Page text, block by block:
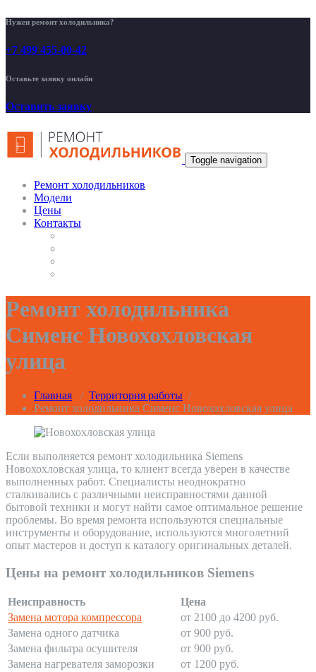
Нужен ремонт холодильника?
+7 499 455-00-42
Оставьте заявку онлайн
Оставить заявку
Toggle navigation
Ремонт холодильников
Модели
Цены
Контакты
Ремонт холодильника
Сименс Новохохловская
улица
Главная / Территория работы /
Ремонт холодильника Сименс Новохохловская улица
Если выполняется ремонт холодильника Siemens
Новохохловская улица, то клиент всегда уверен в качестве
выполненных работ. Специалисты неоднократно
сталкивались с различными неисправностями данной
бытовой техники и могут найти самое оптимальное решение
проблемы. Во время ремонта используются специальные
инструменты и оборудование, используются многолетний
опыт мастеров и доступ к каталогу оригинальных деталей.
Цены на ремонт холодильников Siemens
Неисправность
Цена
Замена мотора компрессора
от 2100 до 4200 руб.
Замена одного датчика
от 900 руб.
Замена фильтра осушителя
от 900 руб.
Замена нагревателя заморозки
от 1200 руб.